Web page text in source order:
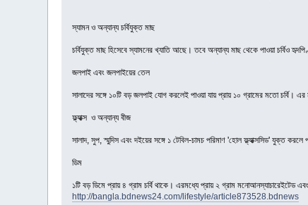
স্যামন ও অন্যান্য চর্বিযুক্ত মাছ
চর্বিযুক্ত মাছ হিসেবে স্যামনের খ্যাতি আছে। তবে অন্যান্য মাছ থেকে পাওয়া চর্বিও
জলপাই এবং জলপাইয়ের তেল
সালাদের সঙ্গে ১০টি বড় জলপাই যোগ করলেই পাওয়া যায় প্রায় ১০ গ্রামের মতো চর্বি।
ফ্ল্যাক্স ও অন্যান্য বীজ
সালাদ, সুপ, স্মুদিস এবং দইয়ের সঙ্গে ১ টেবিল-চামচ পরিমাণ 'হোল ফ্ল্যাক্সসিড' যুক্ত
ডিম
১টি বড় ডিমে প্রায় ৪ গ্রাম চর্বি থাকে। এরমধ্যে প্রায় ২ গ্রাম মনোআনস্যাচারেইটেড
http://bangla.bdnews24.com/lifestyle/article873528.bdnews